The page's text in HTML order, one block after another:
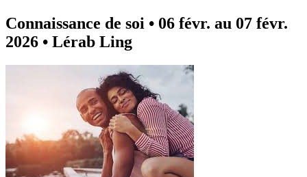
Connaissance de soi • 06 févr. au 07 févr.
2026 • Lérab Ling